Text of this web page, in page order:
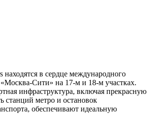
в сердце международного
«Москва-Сити» на 17-м и 18-м участках.
инфраструктура, включая прекрасную
станций метро и остановок
обеспечивают идеальную